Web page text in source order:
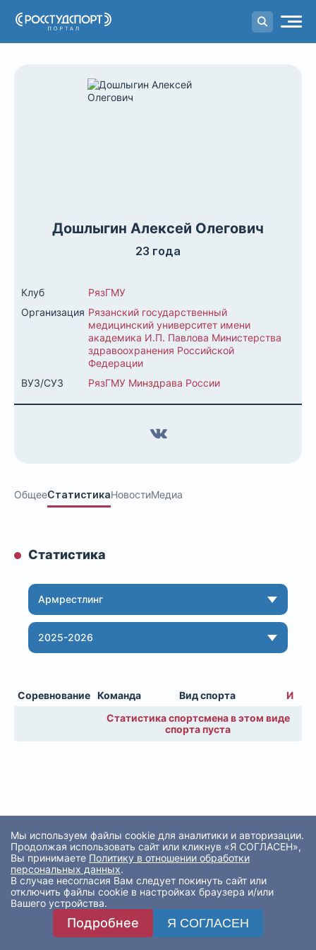
Порталстуденческого спорта
Дошлыгин Алексей Олегович
23 года
Клуб
РязГМУ
Организация Рязанский государственный
медицинский университет имени
академика И.П. Павлова Министерства
здравоохранения Российской
Федерации
ВУЗ/СУЗ
РязГМУ Минздрава России
ОбщееСтатистикаНовостиМедиа
Статистика
Армрестлинг
2025-2026
Соревнование Команда Вид спорта
И
Статистика спортсмена в этом виде
спорта пуста
Мы используем файлы cookie для аналитики и авторизации.
Продолжая использовать сайт или кликнув «Я СОГЛАСЕН»,
Вы принимаете Политику в отношении обработки
персональных данных.
В случае несогласия Вам следует покинуть сайт или
отключить файлы cookie в настройках браузера и/или
Вашего устройства.
Подробнее Я СОГЛАСЕН